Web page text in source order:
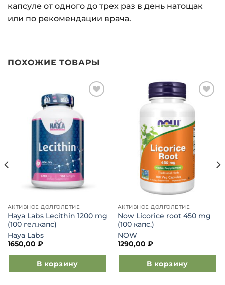
капсуле от одного до трех раз в день натощак
или по рекомендации врача.
ПОХОЖИЕ ТОВАРЫ
Добавить
желаний
АКТИВНОЕ ДОЛГОЛЕТИЕ
Haya Labs Lecithin 1200 mg
(100 гел.капс)
Haya Labs
1650,00 ₽
В корзину
Добавить
в список
АКТИВНОЕ ДОЛГОЛЕТИЕ
Now Licorice root 450 mg
(100 капс.)
NOW
1290,00 ₽
В корзину